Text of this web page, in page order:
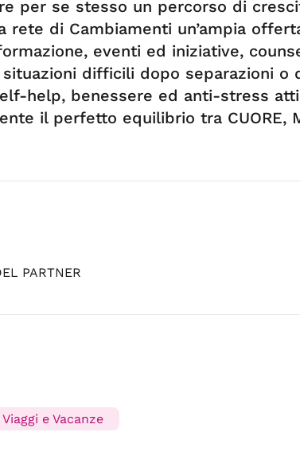
per se stesso un percorso di
rete di Cambiamenti un’ampia
eventi ed iniziative,
difficili dopo separazioni o
help, benessere ed anti-stress
il perfetto equilibrio tra CUORE,
PARTNER
Viaggi e Vacanze